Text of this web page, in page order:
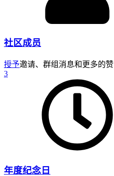
社区成员
授予邀请、群组消息和更多的赞
3
年度纪念日